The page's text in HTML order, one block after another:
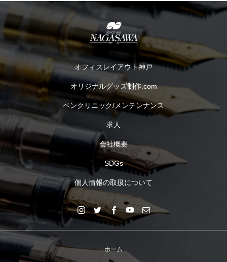
オフィスレイアウト神戸
オリジナルグッズ制作.com
ペンクリニック/メンテンナンス
求人
会社概要
SDGs
個人情報の取扱について
ホーム